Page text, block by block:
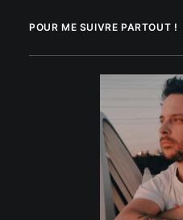
POUR ME SUIVRE PARTOUT !